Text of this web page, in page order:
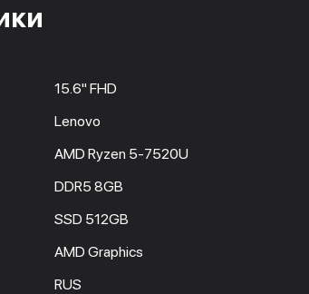
15.6" FHD
Lenovo
AMD Ryzen 5-7520U
DDR5 8GB
SSD 512GB
AMD Graphics
RUS